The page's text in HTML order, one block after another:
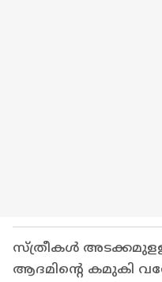
സ്ത്രീകള്‍
ആദമിന്‍റെ കമുകി